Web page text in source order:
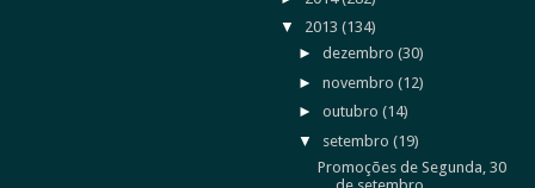
▼ 2013 (134)
►dezembro(30)
►novembro(12)
►outubro(14)
▼ setembro(19)
Promoções de Segunda, 30
de setembro